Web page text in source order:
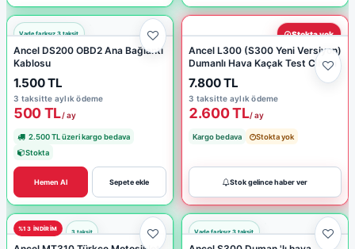
Ancel DS200 OBD2 Ana Bağlantı
Kablosu
1.500 TL
3 taksitte aylık ödeme
500 TL/ ay
2.500 TL üzeri kargo bedava
Stokta
Sepete ekle
Hemen Al
Stokta yok
Ancel L300 (S300 Yeni Versiyon)
Dumanlı Hava Kaçak Test Cihazı
7.800 TL
3 taksitte aylık ödeme
2.600 TL/ ay
Kargo bedava Stokta yok
Stok gelince haber ver
%13 INDIRIM